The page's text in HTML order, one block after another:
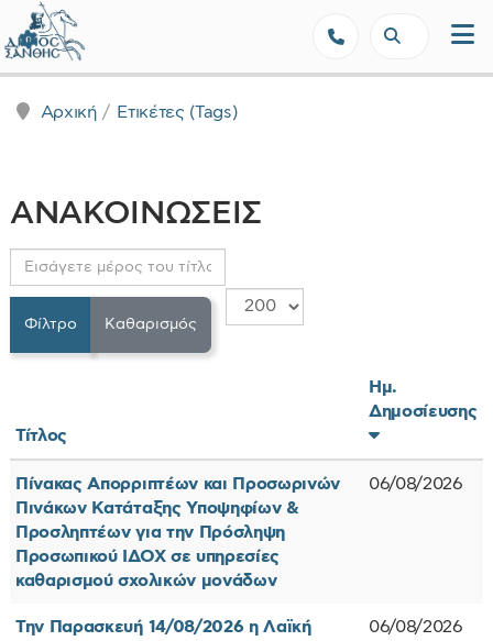
Αρχική Ετικέτες (Tags)
ΑΝΑΚΟΙΝΩΣΕΙΣ
Εισάγετε μέρος του τίτλου.
Φίλτρο Καθαρισμός
Εμφάνιση #
Τίτλος
Ημ.
Δημοσίευσης
Πίνακας Απορριπτέων και Προσωρινών
Πινάκων Κατάταξης Υποψηφίων &
Προσληπτέων για την Πρόσληψη
Προσωπικού ΙΔΟΧ σε υπηρεσίες
καθαρισμού σχολικών μονάδων
06/08/2026
Την Παρασκευή 14/08/2026 η Λαϊκή
06/08/2026